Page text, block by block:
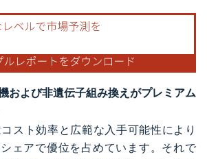
および非遺伝子組み換えがプレミアム
スト効率と広範な入手可能性により
シェアで優位を占めています。それで